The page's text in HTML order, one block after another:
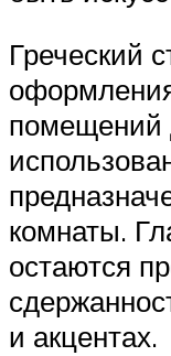
Греческий
помещений
комнаты.
остаются
и акцентах.